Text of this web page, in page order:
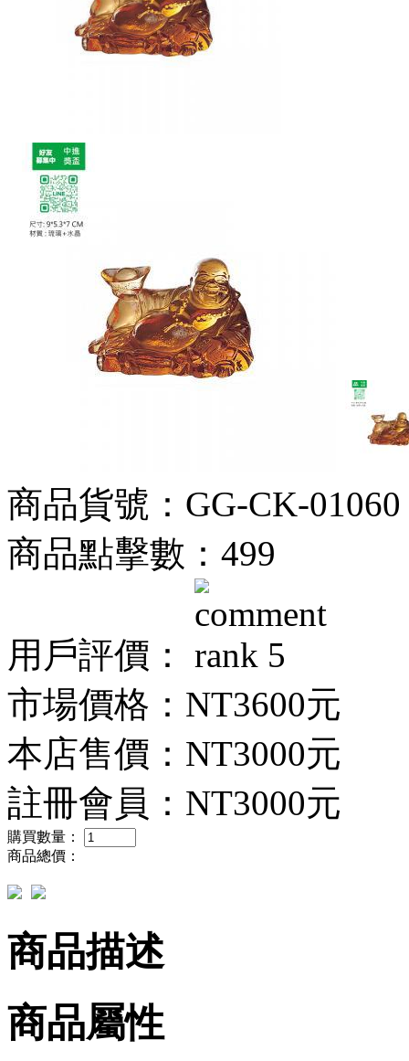
商品貨號：GG-CK-01060
商品點擊數：499
用戶評價：
市場價格： NT3600元
本店售價： NT3000元
註冊會員： NT3000元
購買數量：
商品總價：
商品描述
商品屬性